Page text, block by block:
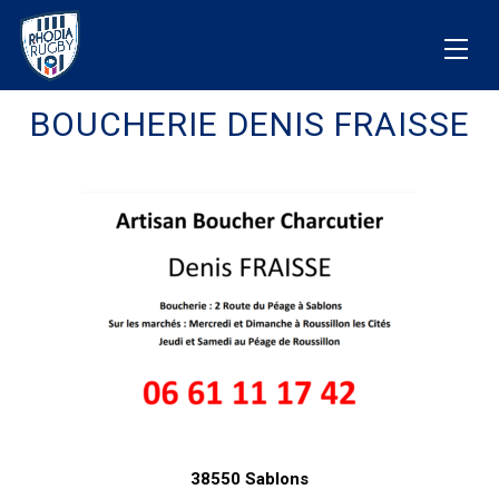
BOUCHERIE DENIS FRAISSE
38550 Sablons